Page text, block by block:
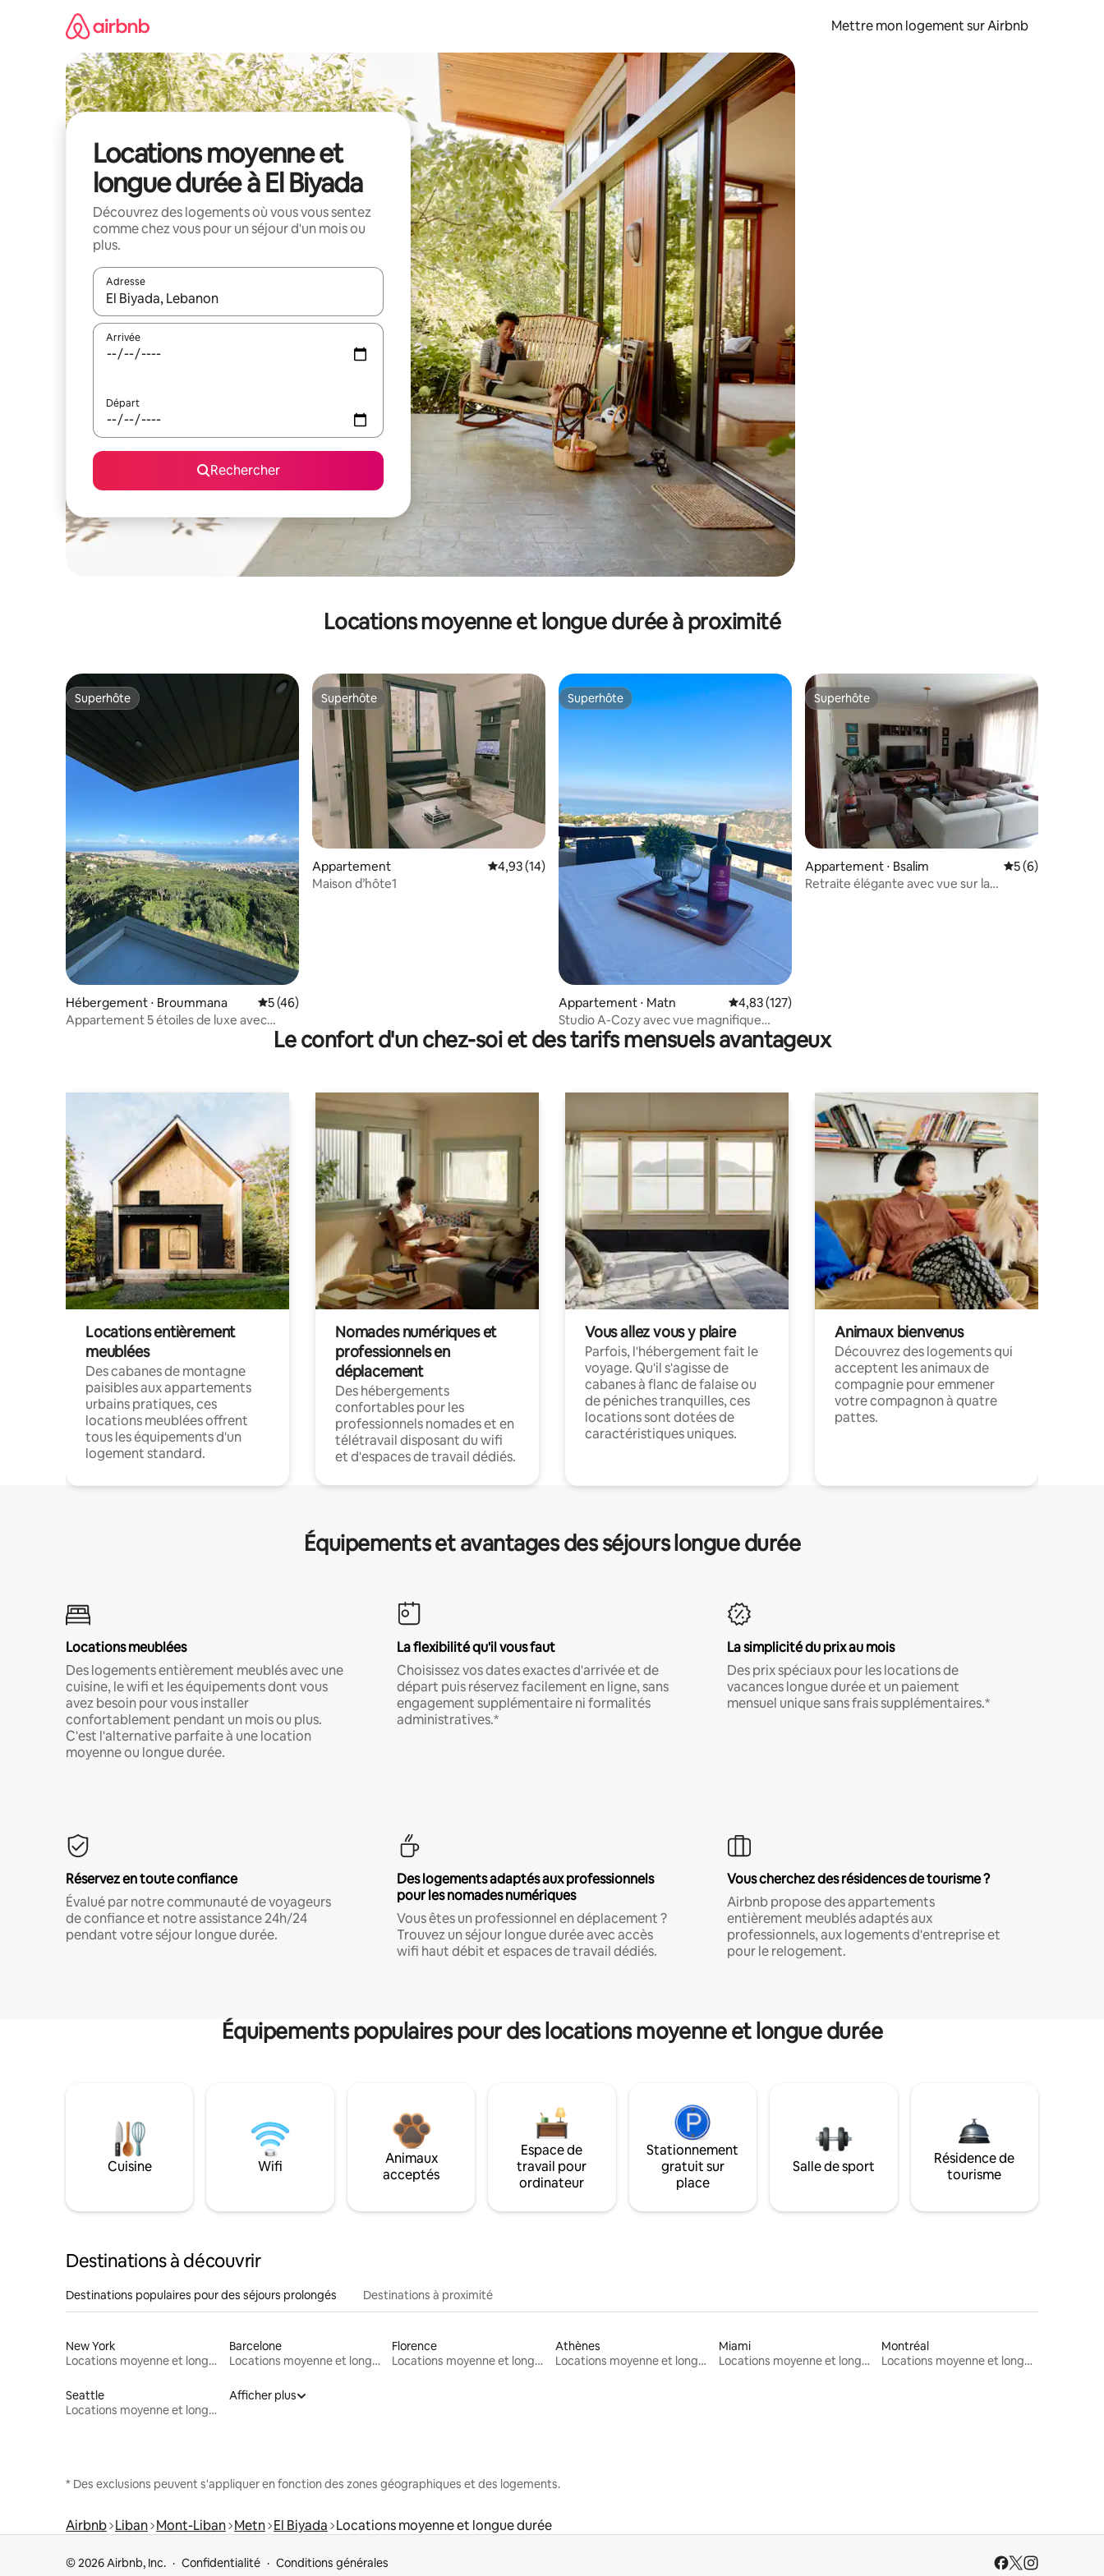
Mettre mon logement sur Airbnb
Locations moyenne et
longue durée à El Biyada
Découvrez des logements où vous vous sentez
comme chez vous pour un séjour d'un mois ou
plus.
Adresse
Lorsque les résultats s'affichent, utilisez les flèches vers le haut et vers le bas pour les parcourir ou en appuyant et en faisant glisser.
Arrivée
Départ
Rechercher
Locations moyenne et longue durée à proximité
Superhôte
Superhôte
Hébergement ⋅ Broummana Évaluation moyenne sur la base de 46 commentaires : 5 sur 5
5 (46)
Appartement 5 étoiles de luxe avec
service complet 24h/24 et 7j/7 et vue sur
Superhôte
Superhôte
Appartement Évaluation moyenne sur la base de 14 commentaires : 4,93 sur 5
4,93 (14)
Maison d’hôte1
Superhôte
Superhôte
Appartement ⋅ Matn Évaluation moyenne sur la base de 127 commentaires : 4,83 sur 5
4,83 (127)
Studio A-Cozy avec vue magnifique
(APPARTEMENT A)
Superhôte
Superhôte
Appartement ⋅ Bsalim Évaluation
5 (6)
Retraite élégante avec vue sur la
Le confort d'un chez-soi et des tarifs mensuels avantageux
Locations entièrement
meublées
Des cabanes de montagne
paisibles aux appartements
urbains pratiques, ces
locations meublées offrent
tous les équipements d'un
logement standard.
Nomades numériques et
professionnels en
déplacement
Des hébergements
confortables pour les
professionnels nomades et en
télétravail disposant du wifi
et d'espaces de travail dédiés.
Vous allez vous y plaire
Parfois, l'hébergement fait le
voyage. Qu'il s'agisse de
cabanes à flanc de falaise ou
de péniches tranquilles, ces
locations sont dotées de
caractéristiques uniques.
Animaux bienvenus
Découvrez des logements qui
acceptent les animaux de
compagnie pour emmener
votre compagnon à quatre
pattes.
Équipements et avantages des séjours longue durée
Locations meublées
Des logements entièrement meublés avec une
cuisine, le wifi et les équipements dont vous
avez besoin pour vous installer
confortablement pendant un mois ou plus.
C'est l'alternative parfaite à une location
moyenne ou longue durée.
La flexibilité qu'il vous faut
Choisissez vos dates exactes d'arrivée et de
départ puis réservez facilement en ligne, sans
engagement supplémentaire ni formalités
administratives.*
La simplicité du prix au mois
Des prix spéciaux pour les locations de
vacances longue durée et un paiement
mensuel unique sans frais supplémentaires.*
Réservez en toute confiance
Évalué par notre communauté de voyageurs
de confiance et notre assistance 24h/24
pendant votre séjour longue durée.
Des logements adaptés aux professionnels
pour les nomades numériques
Vous êtes un professionnel en déplacement ?
Trouvez un séjour longue durée avec accès
wifi haut débit et espaces de travail dédiés.
Vous cherchez des résidences de tourisme ?
Airbnb propose des appartements
entièrement meublés adaptés aux
professionnels, aux logements d'entreprise et
pour le relogement.
Équipements populaires pour des locations moyenne et longue durée
Cuisine Wifi
Animaux
acceptés
Espace de
travail pour
ordinateur
Stationnement
gratuit sur
place
Salle de sport
Résidence de
tourisme
Destinations à découvrir
Destinations populaires pour des séjours prolongés Destinations à proximité
New York
Locations moyenne et longue durée
Barcelone
Locations moyenne et longue durée
Florence
Locations moyenne et longue durée
Athènes
Locations moyenne et longue durée
Miami
Locations moyenne et longue durée
Montréal
Locations moyenne et longue durée
Seattle
Locations moyenne et longue durée
Afficher plus
* Des exclusions peuvent s'appliquer en fonction des zones géographiques et des logements.
Airbnb Liban Mont-Liban Metn El Biyada Locations moyenne et longue durée
© 2026 Airbnb, Inc. Confidentialité Conditions générales